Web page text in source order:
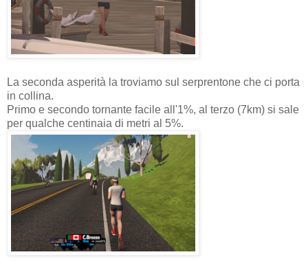
La seconda asperità la troviamo sul serprentone che ci porta
in collina.
Primo e secondo tornante facile all'1%, al terzo (7km) si sale
per qualche centinaia di metri al 5%.